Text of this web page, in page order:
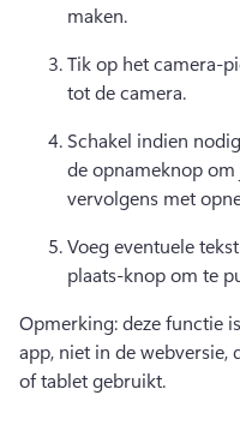
maken.
Tik op het camera-
tot de camera.
Schakel indien
de opnameknop
vervolgens met
Voeg eventuele
plaats-knop om te
Opmerking: deze functie
app, niet in de webversie,
of tablet gebruikt.